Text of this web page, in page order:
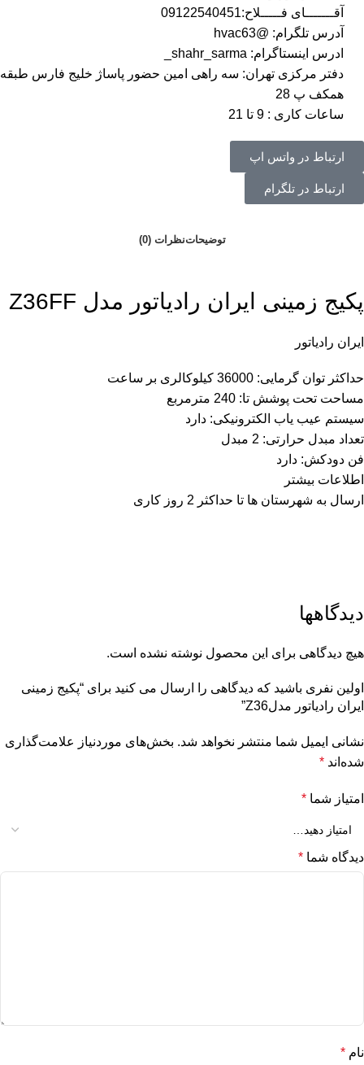
آقـــــــای فـــــلاح:09122540451
آدرس تلگرام: @hvac63
ادرس اینستاگرام: shahr_sarma_
دفتر مرکزی تهران: سه راهی امین حضور پاساژ خلیج فارس طبقه
همکف پ 28
ساعات کاری : 9 تا 21
ارتباط در واتس اپ
ارتباط در تلگرام
توضیحاتنظرات (0)
پکیج زمینی ایران رادیاتور مدل Z36FF
ایران رادیاتور
حداکثر توان گرمایی: 36000 کیلوکالری بر ساعت
مساحت تحت پوشش تا: 240 مترمربع
سیستم عیب یاب الکترونیکی: دارد
تعداد مبدل حرارتی: 2 مبدل
فن دودکش: دارد
اطلاعات بیشتر
ارسال به شهرستان ها تا حداکثر 2 روز کاری
دیدگاهها
هیچ دیدگاهی برای این محصول نوشته نشده است.
اولین نفری باشید که دیدگاهی را ارسال می کنید برای “پکیج زمینی
ایران رادیاتور مدلZ36”
نشانی ایمیل شما منتشر نخواهد شد. بخش‌های موردنیاز علامت‌گذاری
شده‌اند *
امتیاز شما *
دیدگاه شما *
نام *